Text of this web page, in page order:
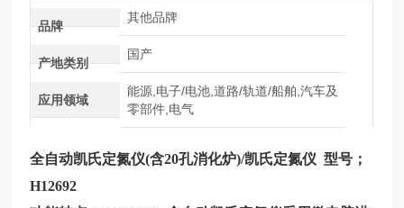
品牌
其他品牌
产地类别
国产
应用领域
能源,电子/电池,道路/轨道/船舶,汽车及
零部件,电气
全自动凯氏定氮仪(含20孔消化炉)/凯氏定氮仪 型号；
H12692